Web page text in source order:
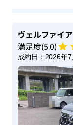
ヴェルファイア
満足度(5.0)
成約日： 2026年7